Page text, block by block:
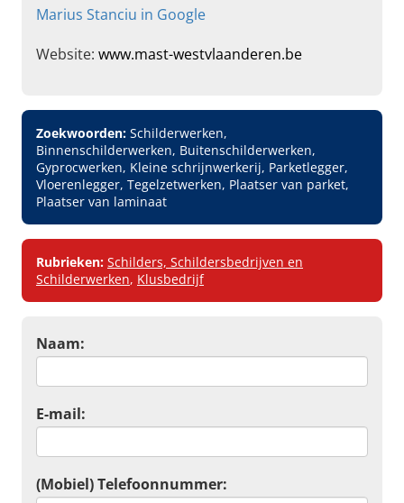
Marius Stanciu in Google
Website: www.mast-westvlaanderen.be
Zoekwoorden: Schilderwerken,
Binnenschilderwerken, Buitenschilderwerken,
Gyprocwerken, Kleine schrijnwerkerij, Parketlegger,
Vloerenlegger, Tegelzetwerken, Plaatser van parket,
Plaatser van laminaat
Rubrieken: Schilders, Schildersbedrijven en
Schilderwerken, Klusbedrijf
Naam:
E-mail:
(Mobiel) Telefoonnummer: